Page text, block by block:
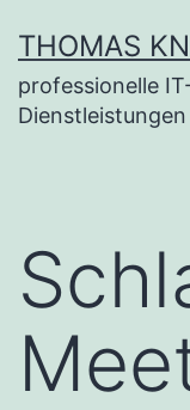
Inhalt
springen
THOMAS
professionelle
Dienstleistungen